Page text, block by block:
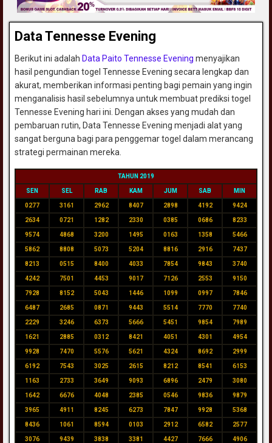
Data Tennesse Evening
Berikut ini adalah Data Paito Tennesse Evening menyajikan
hasil pengundian togel Tennesse Evening secara lengkap dan
akurat, memberikan informasi penting bagi pemain yang ingin
menganalisis hasil sebelumnya untuk membuat prediksi togel
Tennesse Evening hari ini. Dengan akses yang mudah dan
pembaruan rutin, Data Tennesse Evening menjadi alat yang
sangat berguna bagi para penggemar togel dalam merancang
strategi permainan mereka.
TAHUN 2019
SEN SEL RAB KAM JUM SAB MIN
0277 3161 2962 8407 2898 4192 9424
2634 0721 1282 2330 0385 0686 8233
9574 4868 3200 1495 0163 1358 5466
5862 8808 5073 5204 8816 2916 7437
8213 0515 8400 4033 7854 9843 3740
4242 7501 4453 9017 7126 2553 9150
7928 8152 5043 1446 1099 0997 7846
6487 2685 0871 9443 5514 7770 7740
2229 3246 6373 5666 5451 9854 7989
1621 2885 0312 8421 4051 4301 4954
9928 7470 5576 5621 4324 8692 2999
6192 7543 3025 2615 8212 8541 6153
1163 2733 3649 9093 6896 2479 3080
1642 6676 4048 2385 0546 9836 9879
3965 4911 8245 6273 7847 9928 5368
8436 1061 8594 0103 2912 6582 2577
3076 9439 3838 3381 4427 7666 4906